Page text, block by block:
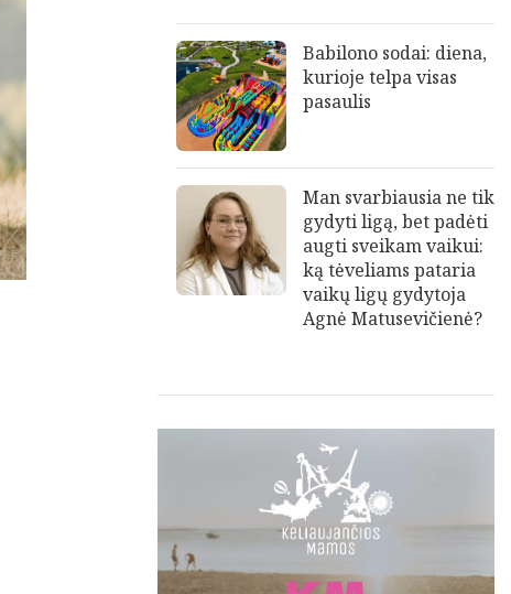
Babilono sodai: diena,
kurioje telpa visas
pasaulis
Man svarbiausia ne tik
gydyti ligą, bet padėti
augti sveikam vaikui:
ką tėveliams pataria
vaikų ligų gydytoja
Agnė Matusevičienė?